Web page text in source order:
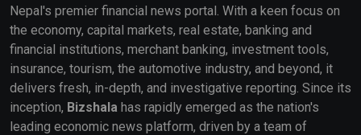
Nepal's premier financial news portal. With a keen focus on
the economy, capital markets, real estate, banking and
financial institutions, merchant banking, investment tools,
insurance, tourism, the automotive industry, and beyond, it
delivers fresh, in-depth, and investigative reporting. Since its
inception, Bizshala has rapidly emerged as the nation's
leading economic news platform, driven by a team of